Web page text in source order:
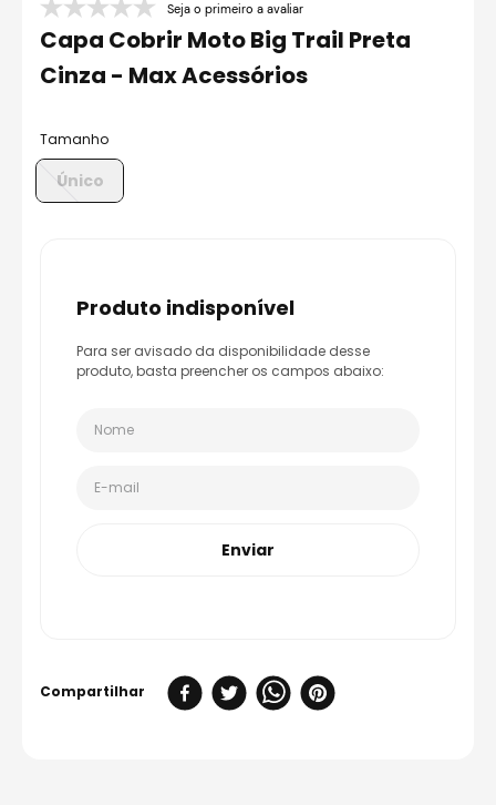
7º
9º capacete aberto
º race tech
Seja o primeiro a avaliar
Capa Cobrir Moto Big Trail Preta
Cinza - Max Acessórios
Tamanho
Único
produto indisponível
Para ser avisado da disponibilidade desse
produto, basta preencher os campos abaixo:
Enviar